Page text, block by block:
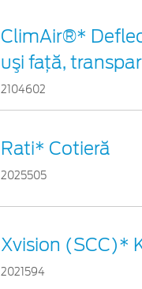
ClimAir®*
uşi faţă,
2104602
Rati* Cotieră
2025505
Xvision (SCC)*
2021594